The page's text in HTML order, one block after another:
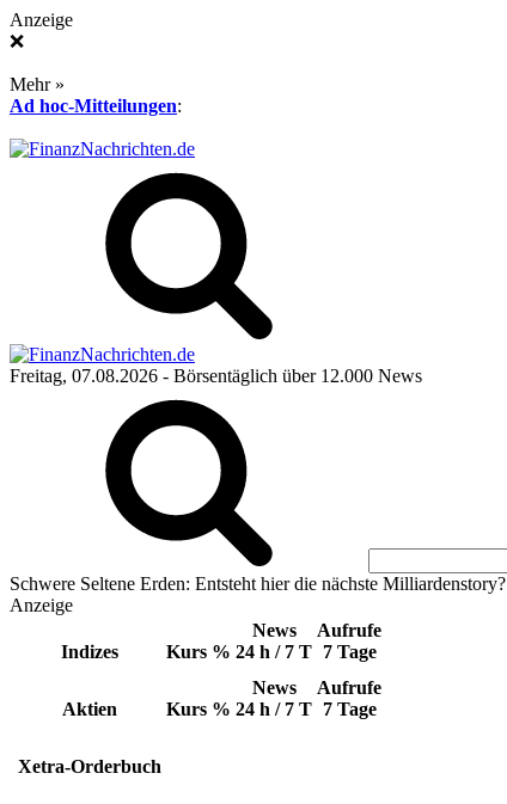
Anzeige
❌
Mehr »
Ad hoc-Mitteilungen:
Freitag, 07.08.2026 - Börsentäglich über 12.000 News
Schwere Seltene Erden: Entsteht hier die nächste Milliardenstory?
Anzeige
Indizes Kurs %
News
24 h / 7 T
Aufrufe
7 Tage
Aktien Kurs %
News
24 h / 7 T
Aufrufe
7 Tage
Xetra-Orderbuch